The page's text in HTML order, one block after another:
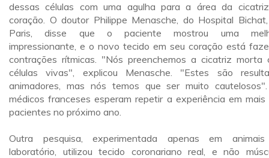
dessas células com uma agulha para a área da
coração. O doutor Philippe Menasche, do Hospital
Paris, disse que o paciente mostrou uma
impressionante, e o novo tecido em seu coração está
contrações rítmicas. "Nós preenchemos a cicatriz morta
células vivas", explicou Menasche. "Estes são
animadores, mas nós temos que ser muito
médicos franceses esperam repetir a experiência em mais
pacientes no próximo ano.
Outra pesquisa, experimentada apenas em
laboratório, utilizou tecido coronariano real, e não